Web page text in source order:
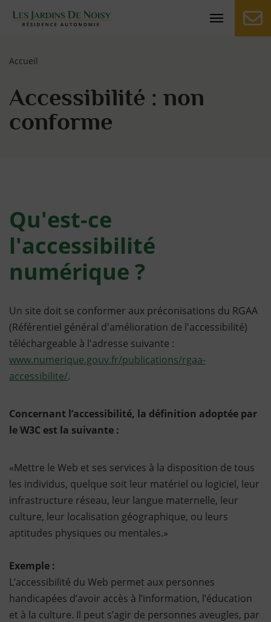
Jardins de Noisy-le-roi
Accueil
Page d'accueil du site
Accessibilité : non
conforme
Qu'est-ce
l'accessibilité
numérique ?
Un site doit se conformer aux préconisations du RGAA
(Référentiel général d'amélioration de l'accessibilité)
téléchargeable à l'adresse suivante :
www.numerique.gouv.fr/publications/rgaa-
accessibilite/.
Concernant l’accessibilité, la définition adoptée par
le W3C est la suivante :
«Mettre le Web et ses services à la disposition de tous
les individus, quelque soit leur matériel ou logiciel, leur
infrastructure réseau, leur langue maternelle, leur
culture, leur localisation géographique, ou leurs
aptitudes physiques ou mentales.»
Exemple :
L’accessibilité du Web permet aux personnes
handicapées d’avoir accès à l’information, l’éducation
et à la culture. Il peut s’agir de personnes aveugles, par